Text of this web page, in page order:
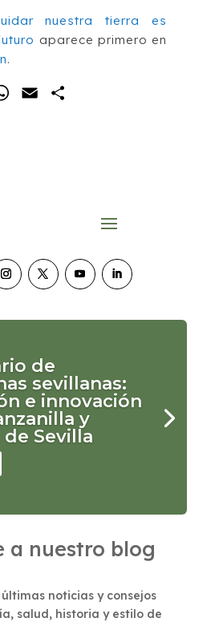
nuestra tierra es
aparece primero en
.
WhatsApp
Email
de
sevillanas:
e innovación
y
Sevilla
a nuestro blog
noticias y consejos
salud, historia y estilo de